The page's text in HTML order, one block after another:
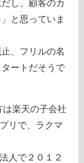
し、顧客のカ
と思っていま
、フリルの名
ートだそうで
楽天の子会社
リで、ラクマ
人で２０１２